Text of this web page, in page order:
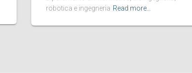
robotica e ingegneria Read more…